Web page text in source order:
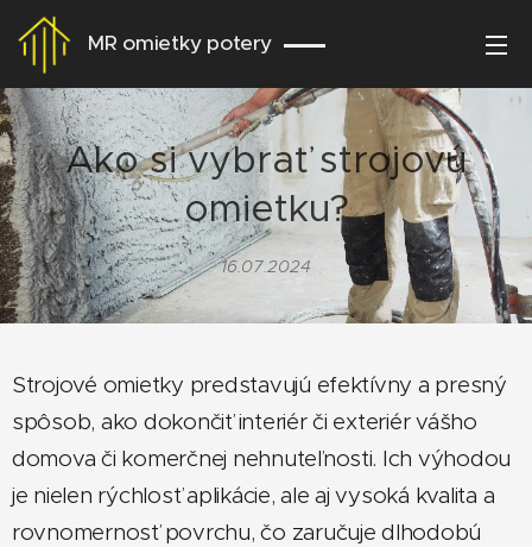
MR omietky potery
Ako si vybrať strojovú
omietku?
16.07.2024
Strojové omietky predstavujú efektívny a presný
spôsob, ako dokončiť interiér či exteriér vášho
domova či komerčnej nehnuteľnosti. Ich výhodou
je nielen rýchlosť aplikácie, ale aj vysoká kvalita a
rovnomernosť povrchu, čo zaručuje dlhodobú